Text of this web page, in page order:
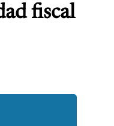
fiscal